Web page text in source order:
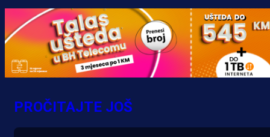
Promo vijesti
MrBit: Isprati kvalifikacije za
evropska takmičenja i preuzmi
bonus dobrodošlice!
PROČITAJTE JOŠ